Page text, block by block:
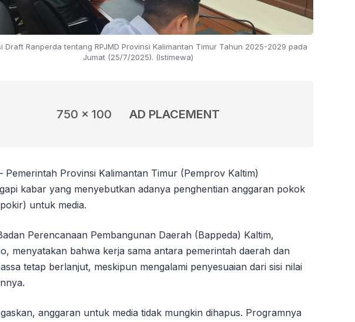
Draft Ranperda tentang RPJMD Provinsi Kalimantan Timur Tahun 2025-2029 pada
Jumat (25/7/2025). (Istimewa)
750 x 100 AD PLACEMENT
Pemerintah Provinsi Kalimantan Timur (Pemprov Kaltim)
kabar yang menyebutkan adanya penghentian anggaran pokok
untuk media.
Perencanaan Pembangunan Daerah (Bappeda) Kaltim,
menyatakan bahwa kerja sama antara pemerintah daerah dan
tetap berlanjut, meskipun mengalami penyesuaian dari sisi nilai
anggaran untuk media tidak mungkin dihapus. Programnya